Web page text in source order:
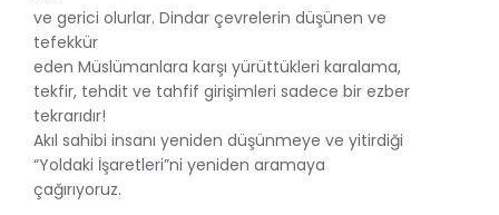
ve gerici olurlar. Dindar çevrelerin düşünen ve
tefekkür
eden Müslümanlara karşı yürüttükleri karalama,
tekfir, tehdit ve tahfif girişimleri sadece bir ezber
tekrarıdır!
Akıl sahibi insanı yeniden düşünmeye ve yitirdiği
“Yoldaki İşaretleri”ni yeniden aramaya
çağırıyoruz.